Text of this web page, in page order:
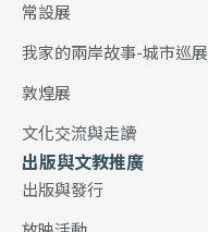
常設展
我家的兩岸故事-城市巡展
敦煌展
文化交流與走讀
出版與文教推廣
出版與發行